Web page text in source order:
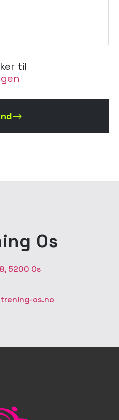
til
Os
5200 Os
os.no